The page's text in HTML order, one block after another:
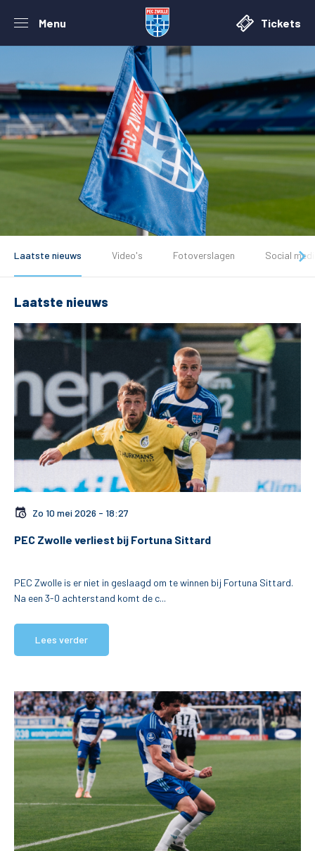
Menu Tickets
Matchdays
Supporters
Business
MVO & Regio
Fanshop
Laatste nieuws Video's Fotoverslagen Social
Laatste nieuws
Zo 10 mei 2026 - 18:27
PEC Zwolle verliest bij Fortuna Sittard
PEC Zwolle is er niet in geslaagd om te winnen bij Fortuna Sittard.
Na een 3-0 achterstand komt de c...
Lees verder